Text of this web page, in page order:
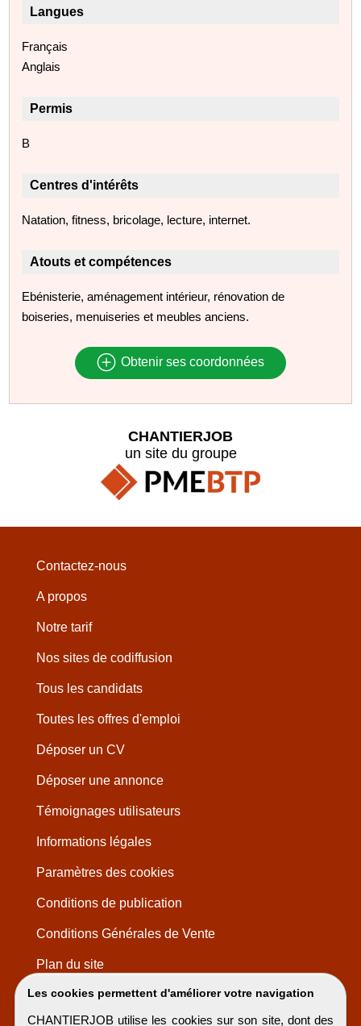
Langues
Français
Anglais
Permis
B
Centres d'intérêts
Natation, fitness, bricolage, lecture, internet.
Atouts et compétences
Ebénisterie, aménagement intérieur, rénovation de
boiseries, menuiseries et meubles anciens.
Obtenir ses coordonnées
Les cookies permettent d'améliorer votre navigation
CHANTIERJOB utilise les cookies sur son site, dont des
CHANTIERJOB
un site du groupe
Contactez-nous
A propos
Notre tarif
Nos sites de codiffusion
Tous les candidats
Toutes les offres d'emploi
Déposer un CV
Déposer une annonce
Témoignages utilisateurs
Informations légales
Paramètres des cookies
Conditions de publication
Conditions Générales de Vente
Plan du site